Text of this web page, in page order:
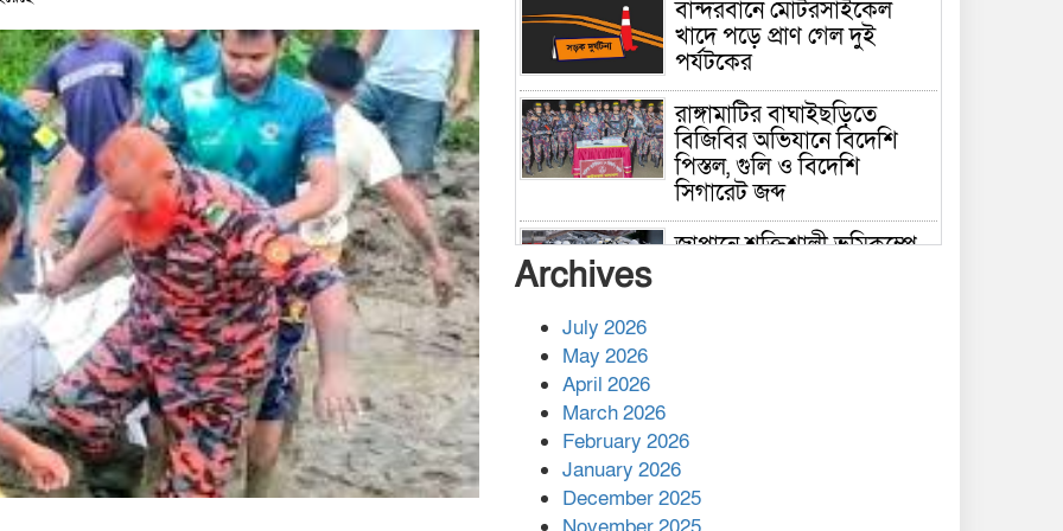
বান্দরবানে মোটরসাইকেল
খাদে পড়ে প্রাণ গেল দুই
পর্যটকের
রাঙ্গামাটির বাঘাইছড়িতে
বিজিবির অভিযানে বিদেশি
পিস্তল, গুলি ও বিদেশি
সিগারেট জব্দ
জাপানে শক্তিশালী ভূমিকম্পে
কাপ্তাই প্রেস ক্লাবের সভাপতি
মাহফুজ, সম্পাদক রিপন মারমা
নির্বাচিত
Archives
July 2026
May 2026
April 2026
March 2026
February 2026
January 2026
December 2025